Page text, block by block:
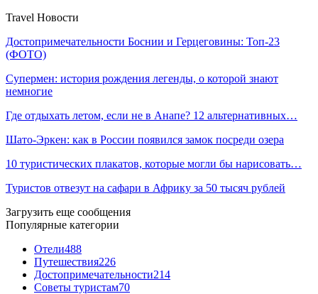
Travel Новости
Достопримечательности Боснии и Герцеговины: Топ-23
(ФОТО)
Супермен: история рождения легенды, о которой знают
немногие
Где отдыхать летом, если не в Анапе? 12 альтернативных…
Шато-Эркен: как в России появился замок посреди озера
10 туристических плакатов, которые могли бы нарисовать…
Туристов отвезут на сафари в Африку за 50 тысяч рублей
Загрузить еще сообщения
Популярные категории
Отели488
Путешествия226
Достопримечательности214
Советы туристам70